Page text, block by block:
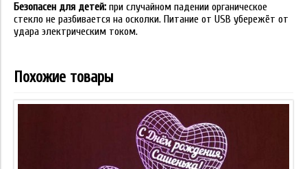
Безопасен для детей: при случайном падении органическое
стекло не разбивается на осколки. Питание от USB убережёт от
удара электрическим током.
Похожие товары